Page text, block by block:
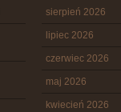
sierpień 2026
lipiec 2026
czerwiec 2026
maj 2026
kwiecień 2026